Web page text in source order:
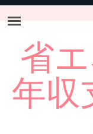
省
年収